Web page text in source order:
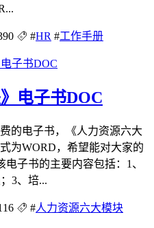
#HR #工作手册
电子书DOC
的电子书，《人力资源六大
为WORD，希望能对大家的
子书的主要内容包括：1、
3、培...
#人力资源六大模块